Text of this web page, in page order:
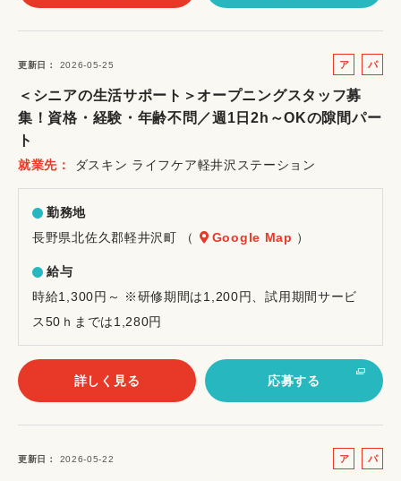
更新日 2026-05-25
ア
バ
イ
パ
＜シニアの生活サポート＞オープニングスタッフ募
集！資格・経験・年齢不問／週1日2h～OKの隙間パー
ト
就業先 ダスキン ライフケア軽井沢ステーション
勤務地
長野県北佐久郡軽井沢町 （
Google Map ）
給与
時給1,300円～ ※研修期間は1,200円、試用期間サービ
ス50ｈまでは1,280円
詳しく見る 応募する
更新日 2026-05-22
ア
パ